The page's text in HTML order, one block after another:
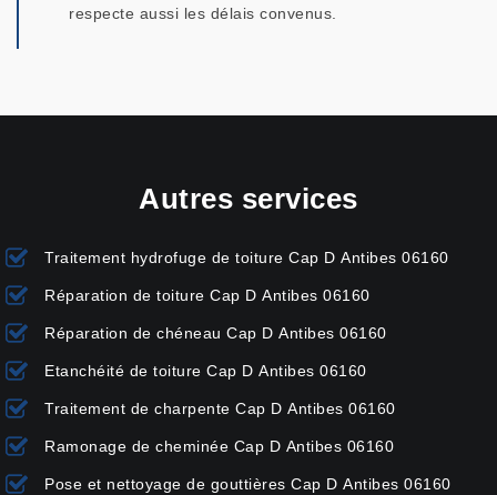
respecte aussi les délais convenus.
Autres services
Traitement hydrofuge de toiture Cap D Antibes 06160
Réparation de toiture Cap D Antibes 06160
Réparation de chéneau Cap D Antibes 06160
Etanchéité de toiture Cap D Antibes 06160
Traitement de charpente Cap D Antibes 06160
Ramonage de cheminée Cap D Antibes 06160
Pose et nettoyage de gouttières Cap D Antibes 06160